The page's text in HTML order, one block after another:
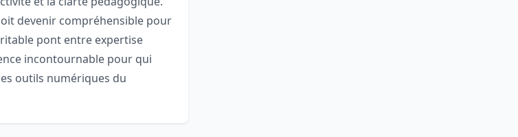
devenir compréhensible pour
pont entre expertise
incontournable pour qui
outils numériques du